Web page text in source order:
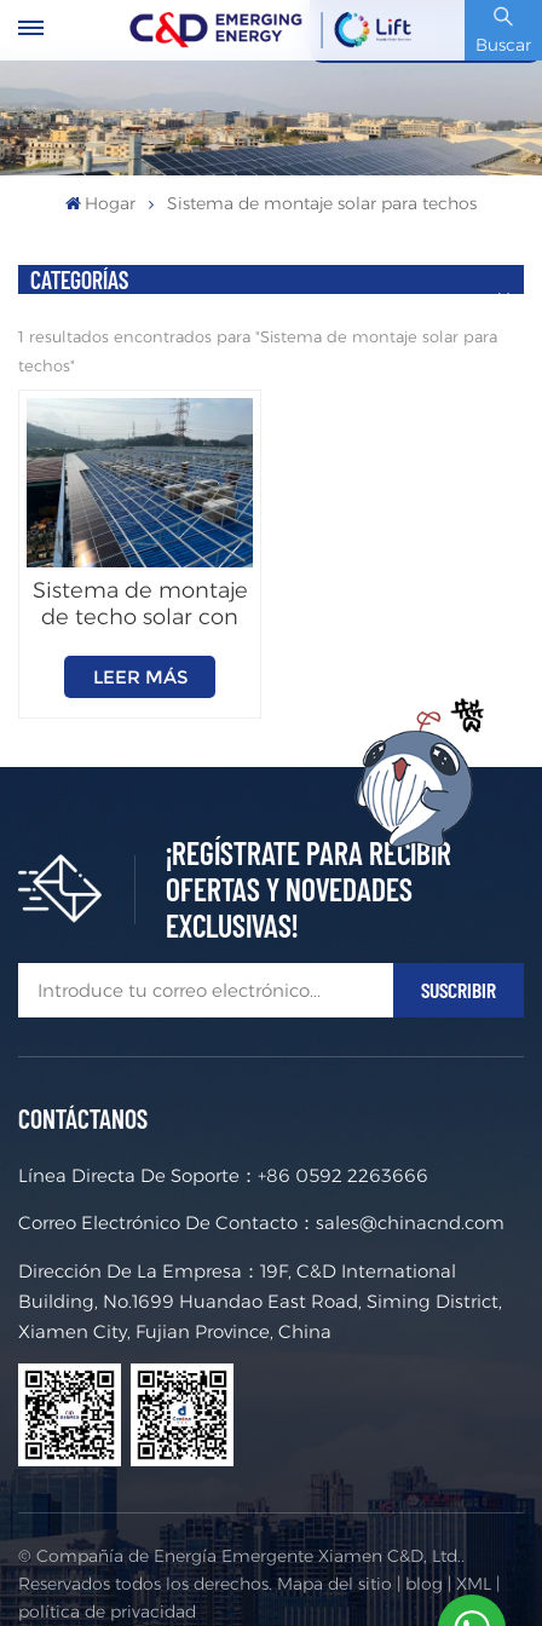
Buscar
Código De Stock : 600153.SH
Hogar Sistema de montaje solar para techos
CATEGORÍAS
1 resultados encontrados para "Sistema de montaje solar para
techos"
Sistema de montaje
de techo solar con
LEER MÁS
¡REGÍSTRATE PARA RECIBIR
OFERTAS Y NOVEDADES
EXCLUSIVAS!
CONTÁCTANOS
Línea Directa De Soporte： +86 0592 2263666
Correo Electrónico De Contacto： sales@chinacnd.com
Dirección De La Empresa：19F, C&D International
Building, No.1699 Huandao East Road, Siming District,
Xiamen City, Fujian Province, China
© Compañía de Energía Emergente Xiamen C&D, Ltd..
Reservados todos los derechos. Mapa del sitio | blog | XML |
política de privacidad